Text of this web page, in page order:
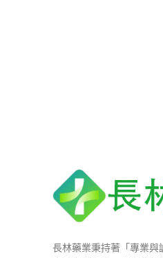
長林藥業秉持著「專業與